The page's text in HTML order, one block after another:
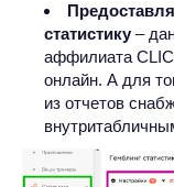
статистику –
аффилиата
онлайн. А для
из отчетов